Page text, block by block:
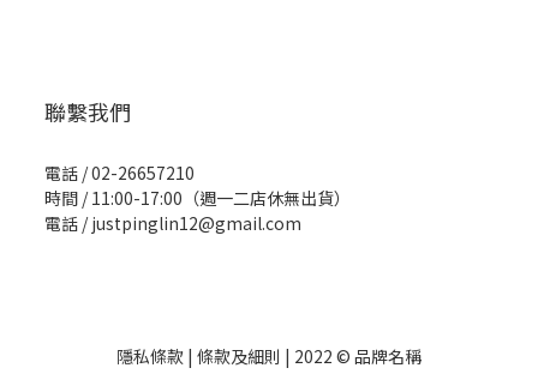
聯繫我們
電話 / 02-26657210
時間 / 11:00-17:00（週一二店休無出貨）
電話 / justpinglin12@gmail.com
隱私條款 | 條款及細則 | 2022 © 品牌名稱